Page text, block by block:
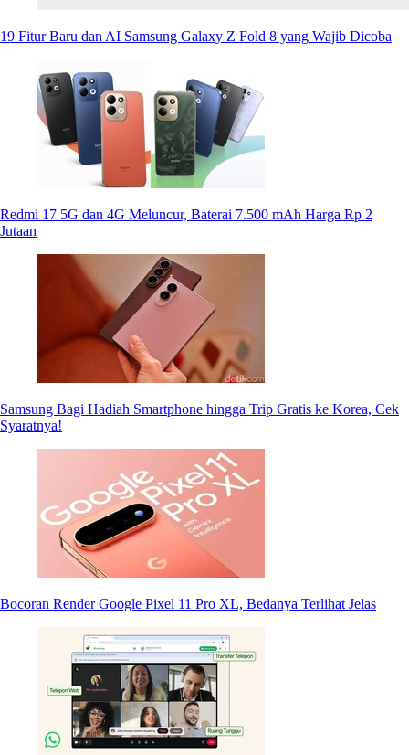
19 Fitur Baru dan AI Samsung Galaxy Z Fold 8 yang Wajib Dicoba
Redmi 17 5G dan 4G Meluncur, Baterai 7.500 mAh Harga Rp 2
Jutaan
Samsung Bagi Hadiah Smartphone hingga Trip Gratis ke Korea, Cek
Syaratnya!
Bocoran Render Google Pixel 11 Pro XL, Bedanya Terlihat Jelas